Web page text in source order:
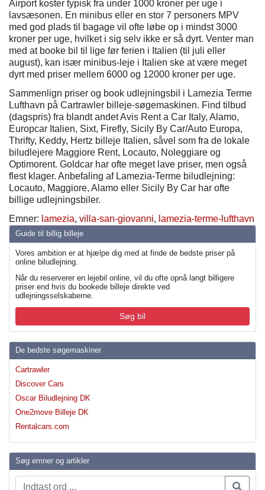
Guide til billig billeje
Vores ambition er at hjælpe dig med at finde de bedste priser på
online biludlejning.
Når du reserverer en lejebil online, vil du ofte opnå langt billigere
priser end hvis du bookede billeje direkte ved
udlejningsselskaberne.
Søg bil
De bedste søgemaskiner
Cartrawler
Discover Cars
Oscar Biludlejning DK
One2move Billeje DK
Rentalcars.com
Søg emner og artikler
Airport koster typisk fra under 1000 kroner per uge i
lavsæsonen. En minibus eller en stor 7 personers MPV
med god plads til bagage vil ofte løbe op i mindst 3000
kroner per uge, hvilket i sig selv ikke er så dyrt. Venter man
med at booke bil til lige før ferien i Italien (til juli eller
august), kan især minibus-leje i Italien ske at være meget
dyrt med priser mellem 6000 og 12000 kroner per uge.
Sammenlign priser og book udlejningsbil i Lamezia Terme
Lufthavn på Cartrawler billeje-søgemaskinen. Find tilbud
(dagspris) fra blandt andet Avis Rent a Car Italy, Alamo,
Europcar Italien, Sixt, Firefly, Sicily By Car/Auto Europa,
Thrifty, Keddy, Hertz billeje Italien, såvel som fra de lokale
biludlejere Maggiore Rent, Locauto, Noleggiare og
Optimorent. Goldcar har ofte meget lave priser, men også
flest klager. Anbefaling af Lamezia-Terme biludlejning:
Locauto, Maggiore, Alamo eller Sicily By Car har ofte
billige udlejningsbiler.
Emner: lamezia, villa-san-giovanni, lamezia-terme-lufthavn